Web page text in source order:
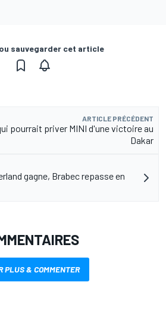
sauvegarder cet article
ARTICLE PRÉCÉDENT
pourrait priver MINI d'une victoire au
Dakar
gagne, Brabec repasse en
PLUS & COMMENTER